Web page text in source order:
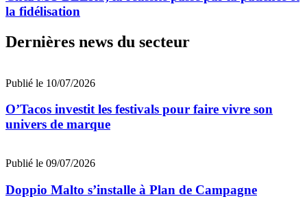
la fidélisation
Dernières news du secteur
Publié le 10/07/2026
O’Tacos investit les festivals pour faire vivre son
univers de marque
Publié le 09/07/2026
Doppio Malto s’installe à Plan de Campagne